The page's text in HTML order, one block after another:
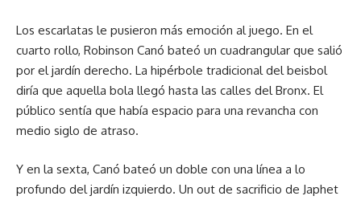
Los escarlatas le pusieron más emoción al juego. En el
cuarto rollo, Robinson Canó bateó un cuadrangular que salió
por el jardín derecho. La hipérbole tradicional del beisbol
diría que aquella bola llegó hasta las calles del Bronx. El
público sentía que había espacio para una revancha con
medio siglo de atraso.
Y en la sexta, Canó bateó un doble con una línea a lo
profundo del jardín izquierdo. Un out de sacrificio de Japhet